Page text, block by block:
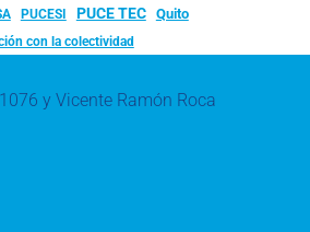
PUCESI PUCE TEC
Quito
con la colectividad
y Vicente Ramón Roca